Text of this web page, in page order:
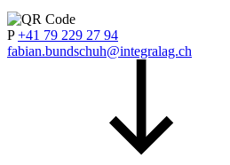
P +41 79 229 27 94
fabian.bundschuh@integralag.ch